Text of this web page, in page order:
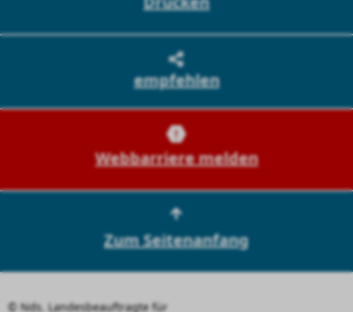
empfehlen
Webbarriere melden
Zum Seitenanfang
© Nds. Landesbeauftragte für